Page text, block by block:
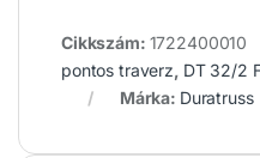
Cikkszám: 1722400010
pontos traverz, DT 32/2
Márka: Duratruss